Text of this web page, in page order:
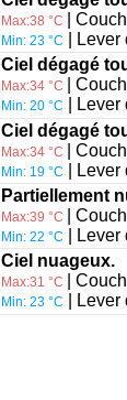
Max:38 °C |
Min: 23 °C
|
Ciel dégagé
Max:34 °C |
Min: 20 °C
|
Ciel dégagé
Max:34 °C |
Min: 19 °C
|
Partiellement
Max:39 °C |
Min: 22 °C
|
Ciel nuageux.
Max:31 °C |
Min: 23 °C |